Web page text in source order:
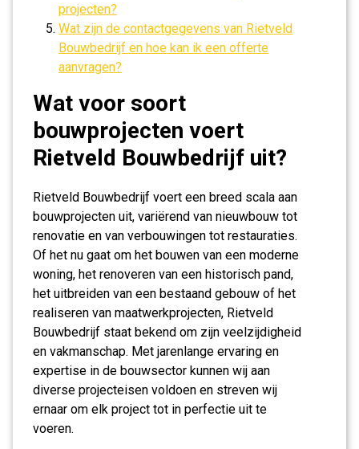
projecten?
Wat zijn de contactgegevens van Rietveld
Bouwbedrijf en hoe kan ik een offerte
aanvragen?
Wat voor soort
bouwprojecten voert
Rietveld Bouwbedrijf uit?
Rietveld Bouwbedrijf voert een breed scala aan
bouwprojecten uit, variërend van nieuwbouw tot
renovatie en van verbouwingen tot restauraties.
Of het nu gaat om het bouwen van een moderne
woning, het renoveren van een historisch pand,
het uitbreiden van een bestaand gebouw of het
realiseren van maatwerkprojecten, Rietveld
Bouwbedrijf staat bekend om zijn veelzijdigheid
en vakmanschap. Met jarenlange ervaring en
expertise in de bouwsector kunnen wij aan
diverse projecteisen voldoen en streven wij
ernaar om elk project tot in perfectie uit te
voeren.